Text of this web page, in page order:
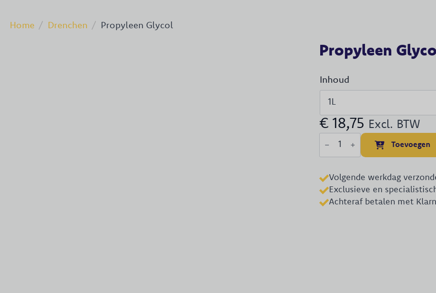
Home Drenchen Propyleen Glycol
Propyleen
Inhoud
€ 18,75 Excl. BTW
Propyleen
Glycol
aantal
Toevoegen
Volgende werkdag
Exclusieve en
Achteraf betalen met